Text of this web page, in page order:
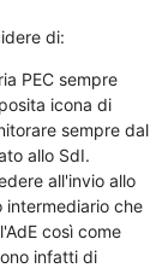
di:
PEC sempre
icona di
sempre dal
allo SdI.
all'invio allo
intermediario che
così come
infatti di